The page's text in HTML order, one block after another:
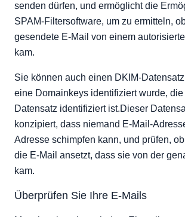
senden dürfen, und ermöglicht die
SPAM-Filtersoftware, um zu ermitteln,
gesendete E-Mail von einem
kam.
Sie können auch einen DKIM-
eine Domainkeys identifiziert wurde,
Datensatz identifiziert ist.Dieser
konzipiert, dass niemand E-Mail-
Adresse schimpfen kann, und prüfen,
die E-Mail ansetzt, dass sie von der
kam.
Überprüfen Sie Ihre E-Mails